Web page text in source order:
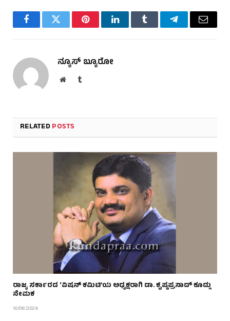
FacebookTwitter PinterestLinkedInTumblr TelegramEmail
ನ್ಯೂಸ್ ಬ್ಯೂರೋ
WebsiteTumblr
RELATEDPOSTS
ರಾಜ್ಯ ಸರ್ಕಾರದ ‘ವಿಷನ್ ಕಮಿಟಿ’ಯ ಅಧ್ಯಕ್ಷರಾಗಿ ಡಾ. ಕೃಷ್ಣಪ್ರಸಾದ್ ಕೂಡ್ಲು
ನೇಮಕ
10/08/2026